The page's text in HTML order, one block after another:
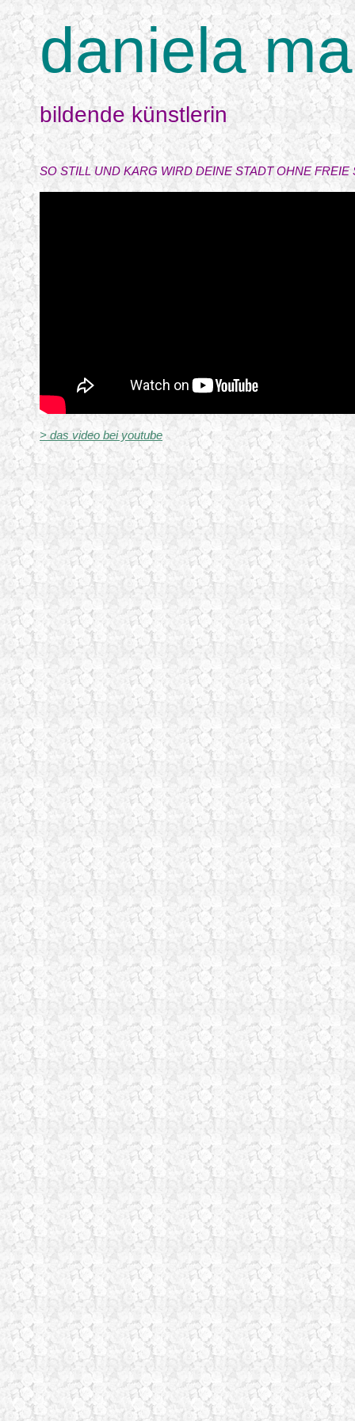
daniela
bildende künstlerin
SO STILL UND KARG WIRD DEINE STADT OHNE FREIE
> das video bei youtube